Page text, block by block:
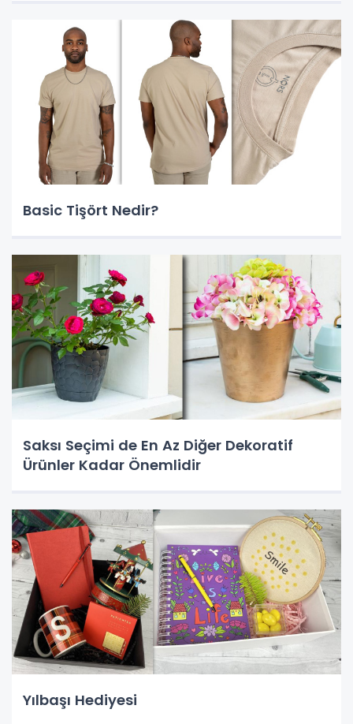
Basic Tişört Nedir?
Saksı Seçimi de En Az Diğer Dekoratif
Ürünler Kadar Önemlidir
Yılbaşı Hediyesi